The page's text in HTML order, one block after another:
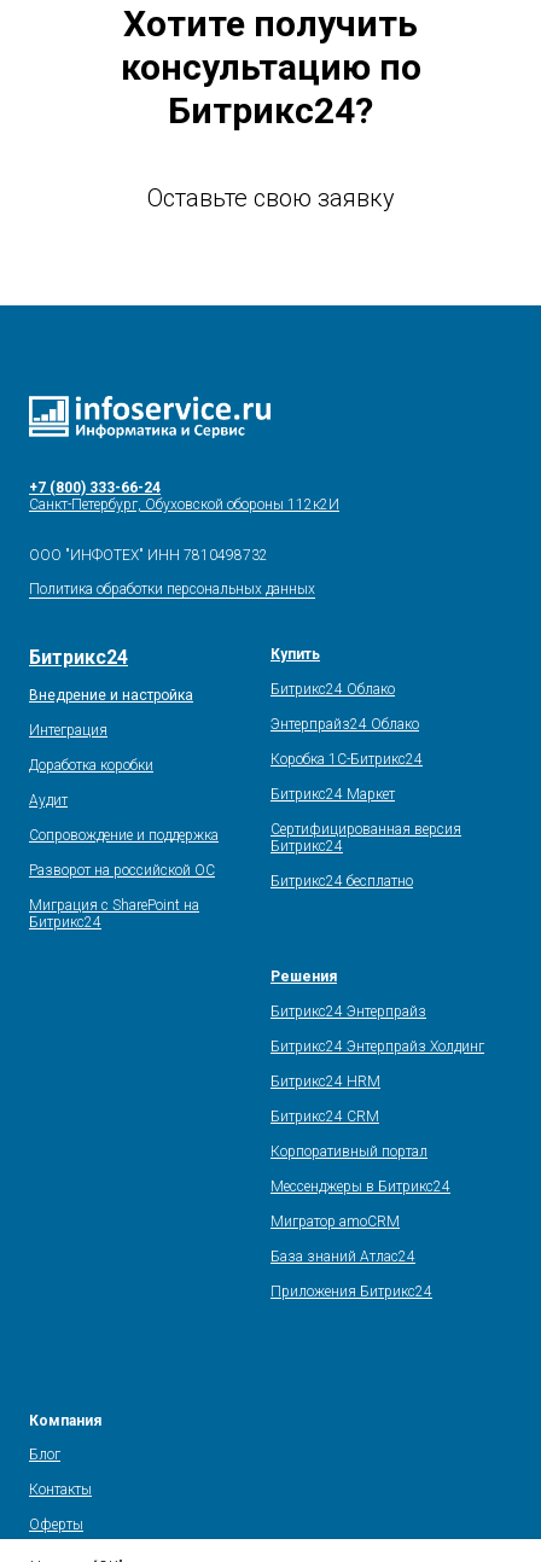
Хотите получить
консультацию по
Битрикс24?
Оставьте свою заявку
+7 (800) 333-66-24
Санкт-Петербург, Обуховской обороны 112к2И
ООО "ИНФОТЕХ" ИНН 7810498732
Политика обработки персональных данных
Битрикс24
Внедрение и настройка
Интеграция
Доработка коробки
Аудит
Сопровождение и поддержка
Разворот на российской ОС
Миграция с SharePoint на
Битрикс24
Купить
Битрикс24 Облако
Энтерпрайз24 Облако
Коробка 1С-Битрикс24
Битрикс24 Маркет
Сертифицированная версия
Битрикс24
Битрикс24 бесплатно
Решения
Битрикс24 Энтерпрайз
Битрикс24 Энтерпрайз Холдинг
Битрикс24 HRM
Битрикс24 CRM
Корпоративный портал
Мессенджеры в Битрикс24
Мигратор amoCRM
База знаний Атлас24
Приложения Битрикс24
Компания
Блог
Контакты
Оферты